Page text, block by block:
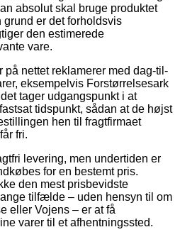
absolut skal bruge produktet
grund er det forholdsvis
den estimerede
vare.
nettet reklamerer med dag-til-
eksempelvis Forstørrelsesark
tager udgangspunkt i at
tidspunkt, sådan at de højst
hen til fragtfirmaet
fri.
levering, men undertiden er
for en bestemt pris.
den mest prisbevidste
tilfælde – uden hensyn til om
eller Vojens – er at få
varer til et afhentningssted.